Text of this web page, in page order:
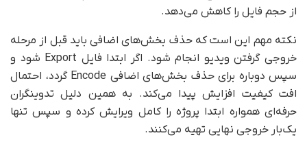
از حجم فایل را کاهش می‌دهد.
نکته مهم این است که حذف بخش‌های اضافی باید قبل از مرحله
خروجی گرفتن ویدیو انجام شود. اگر ابتدا فایل Export شود و
سپس دوباره برای حذف بخش‌های اضافی Encode گردد، احتمال
افت کیفیت افزایش پیدا می‌کند. به همین دلیل تدوینگران
حرفه‌ای همواره ابتدا پروژه را کامل ویرایش کرده و سپس تنها
یک‌بار خروجی نهایی تهیه می‌کنند.